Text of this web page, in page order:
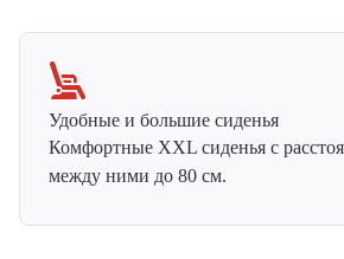
Удобные и большие сиденья
Комфортные XXL сиденья с
между ними до 80 см.